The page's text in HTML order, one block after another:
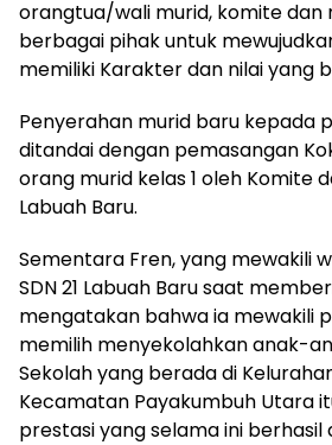
orangtua/wali murid, komite
berbagai pihak untuk
memiliki Karakter dan nilai yang
Penyerahan murid baru kepada
ditandai dengan pemasangan
orang murid kelas 1 oleh Komite
Labuah Baru.
Sementara Fren, yang mewakili
SDN 21 Labuah Baru saat
mengatakan bahwa ia mewakili
memilih menyekolahkan anak-
Sekolah yang berada di
Kecamatan Payakumbuh Utara
prestasi yang selama ini berhasil